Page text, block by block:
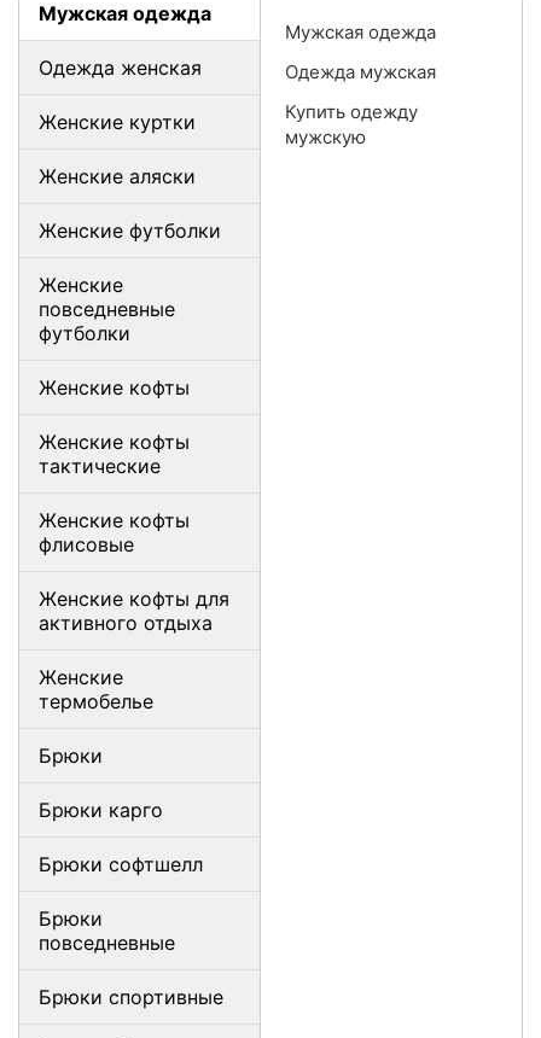
Мужская одежда
Одежда женская
Женские куртки
Женские аляски
Женские футболки
Женские
повседневные
футболки
Женские кофты
Женские кофты
тактические
Женские кофты
флисовые
Женские кофты для
активного отдыха
Женские
термобелье
Брюки
Брюки карго
Брюки софтшелл
Брюки
повседневные
Брюки спортивные
Мужская одежда
Одежда мужская
Купить одежду
мужскую